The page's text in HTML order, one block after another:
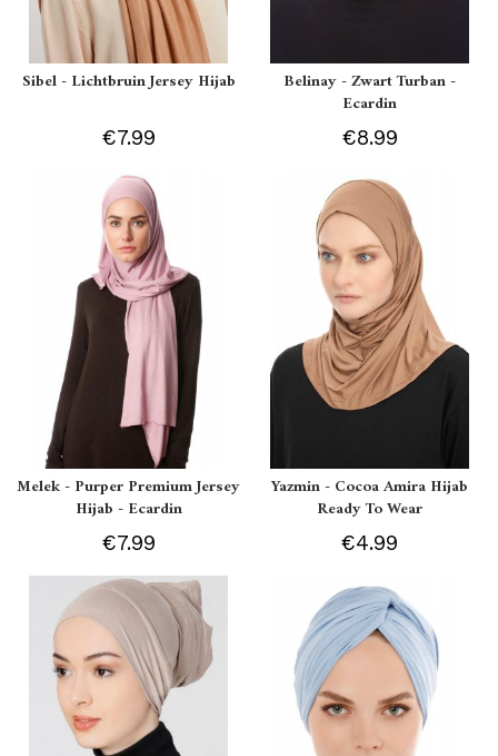
Sibel - Lichtbruin Jersey Hijab
€7.99
Belinay - Zwart Turban -
Ecardin
€8.99
Melek - Purper Premium Jersey
Hijab - Ecardin
€7.99
Yazmin - Cocoa Amira Hijab
Ready To Wear
€4.99